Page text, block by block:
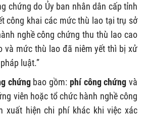
chứng do Ủy ban nhân dân cấp tỉnh
công khai các mức thù lao tại trụ sở
nghề công chứng thu thù lao cao
và mức thù lao đã niêm yết thì bị xử
luật.”
chứngbao gồm: phí công chứng và
viên hoặc tổ chức hành nghề công
xuất hiện chi phí khác khi việc xác